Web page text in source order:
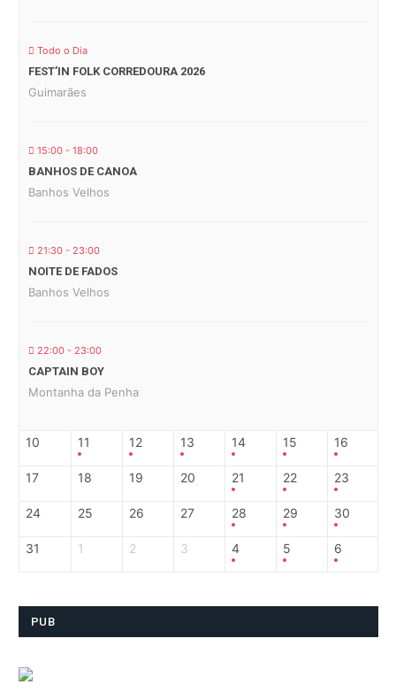
Todo o Dia
FEST’IN FOLK CORREDOURA 2026
Guimarães
15:00 - 18:00
BANHOS DE CANOA
Banhos Velhos
21:30 - 23:00
NOITE DE FADOS
Banhos Velhos
22:00 - 23:00
CAPTAIN BOY
Montanha da Penha
10 11 12 13 14 15 16
17 18 19 20 21 22 23
24 25 26 27 28 29 30
31 1 2 3 4 5 6
PUB